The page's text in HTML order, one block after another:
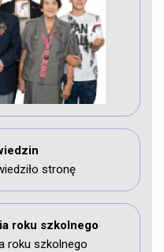
stronę
roku szkolnego
roku szkolnego